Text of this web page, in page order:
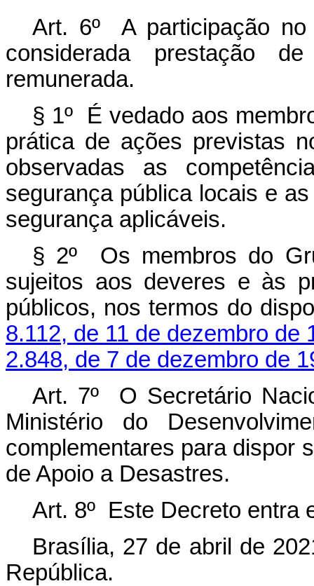
Art. 6º A participação
considerada prestação
remunerada.
§ 1º É vedado aos
prática de ações previstas
observadas as
segurança pública locais e
segurança aplicáveis.
§ 2º Os membros do
sujeitos aos deveres e às
públicos, nos termos do
8.112, de 11 de dezembro de
2.848, de 7 de dezembro de
Art. 7º O Secretário
Ministério do
complementares para dispor
de Apoio a Desastres.
Art. 8º Este Decreto entra
Brasília, 27 de abril de
República.